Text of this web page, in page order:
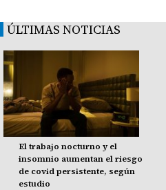
ÚLTIMAS NOTICIAS
El trabajo nocturno y el
insomnio aumentan el riesgo
de covid persistente, según
estudio